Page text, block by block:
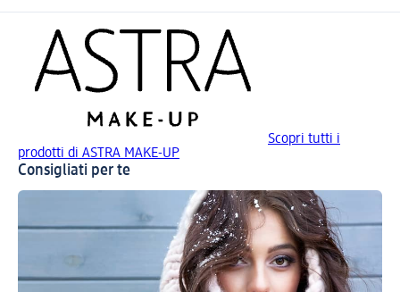
Scopri tutti i
prodotti di ASTRA MAKE-UP
Consigliati per te